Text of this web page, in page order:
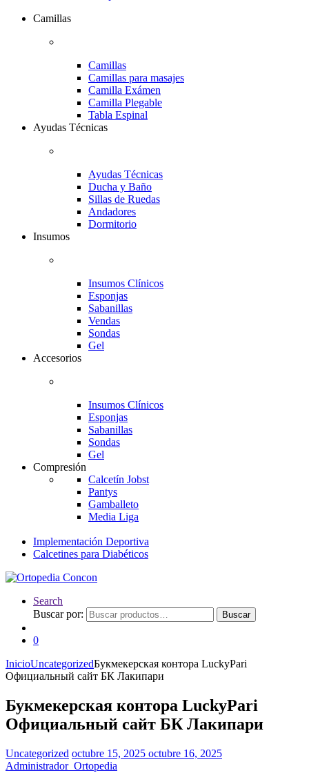
Camillas
Camillas
Camillas para masajes
Camilla Exámen
Camilla Plegable
Tabla Espinal
Ayudas Técnicas
Ayudas Técnicas
Ducha y Baño
Sillas de Ruedas
Andadores
Dormitorio
Insumos
Insumos Clínicos
Esponjas
Sabanillas
Vendas
Sondas
Gel
Accesorios
Insumos Clínicos
Esponjas
Sabanillas
Sondas
Gel
Compresión
Calcetín Jobst
Pantys
Gamballeto
Media Liga
Implementación Deportiva
Calcetines para Diabéticos
Search
Buscar por:
Buscar
0
InicioUncategorizedБукмекерская контора LuckyPari
Официальный сайт БК Лакипари
Букмекерская контора LuckyPari
Официальный сайт БК Лакипари
Uncategorized octubre 15, 2025 octubre 16, 2025
Administrador_Ortopedia